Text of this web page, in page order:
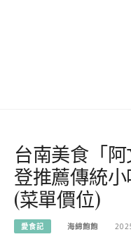
台南美食「
登推薦傳統
(菜單價位)
愛食記 海綿飽飽